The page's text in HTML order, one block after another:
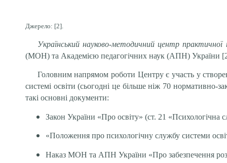
Джерело: [2].
Український науково-методичний центр
(МОН) та Академією педагогічних наук (АПН) України
Головним напрямом роботи Центру є участь у
системі освіти (сьогодні це більше ніж 70 нормативно-
такі основні документи:
Закон України «Про освіту» (ст. 21 «Психологічна
«Положення про психологічну службу системи
Наказ МОН та АПН України «Про забезпечення